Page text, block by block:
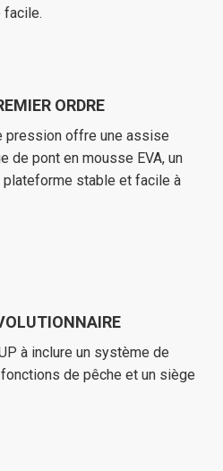
facile.
ORDRE
pression offre une assise
de pont en mousse EVA, un
stable et facile à
à inclure un système de
de pêche et un siège